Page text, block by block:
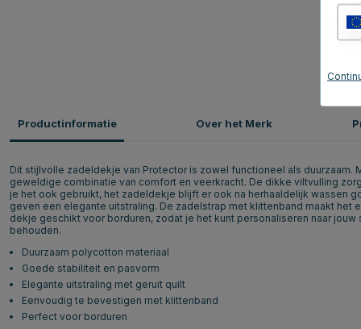
Productinformatie
Dit stijlvolle zadeldekje van Protector is zowel functioneel als
geweldige combinatie van comfort en veerkracht. De dikke viltvulling
je het ook gebruikt, het zadeldekje blijft er ook na herhaaldelijk wassen
geven een elegante uitstraling. De zadelstrap met klittenband maakt
dekje geschikt voor borduren, zodat je het kunt personaliseren naar
behouden.
Duurzaam polycotton materiaal
Goede stabiliteit en pasvorm
Elegante uitstraling met geruit quilt
Eenvoudig te bevestigen met klittenband
Perfect voor borduren
Over het Merk